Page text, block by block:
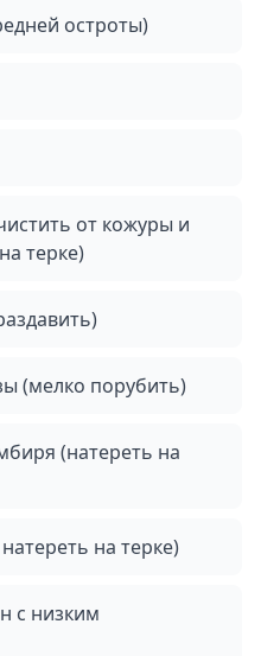
остроты)
от кожуры и
терке)
(мелко порубить)
(натереть на
на терке)
с низким